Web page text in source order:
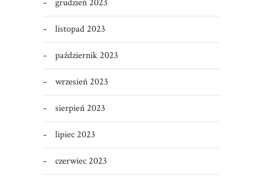
grudzień 2023
listopad 2023
październik 2023
wrzesień 2023
sierpień 2023
lipiec 2023
czerwiec 2023